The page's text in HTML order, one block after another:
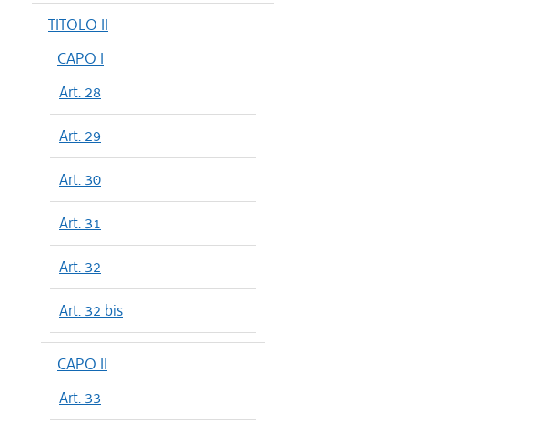
TITOLO II
CAPO I
Art. 28
Art. 29
Art. 30
Art. 31
Art. 32
Art. 32 bis
CAPO II
Art. 33